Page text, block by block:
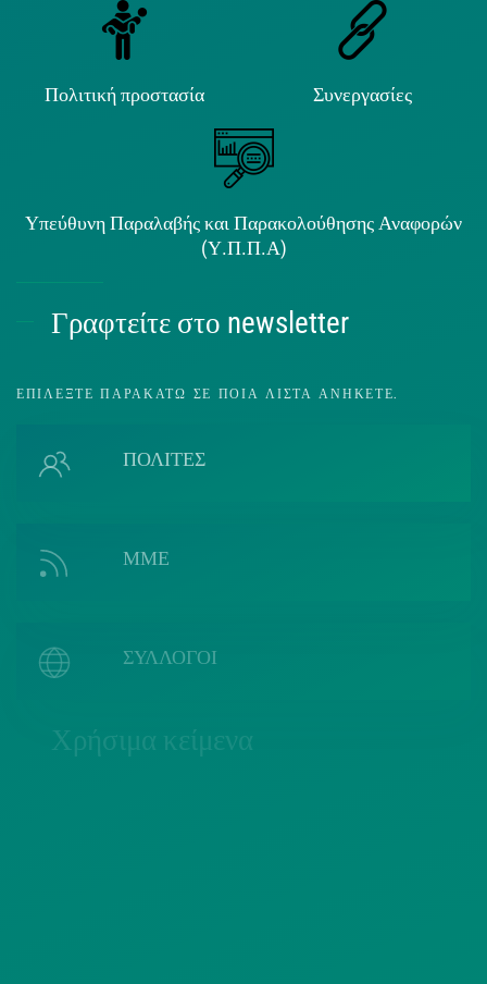
Πολιτική προστασία Συνεργασίες
Υπεύθυνη Παραλαβής και Παρακολούθησης Αναφορών
(Υ.Π.Π.Α)
Γραφτείτε στο newsletter
ΕΠΙΛΈΞΤΕ ΠΑΡΑΚΆΤΩ ΣΕ ΠΟΙΑ ΛΊΣΤΑ ΑΝΉΚΕΤΕ.
ΠΟΛΙΤΕΣ
ΜΜΕ
ΣΥΛΛΟΓΟΙ
Χρήσιμα κείμενα